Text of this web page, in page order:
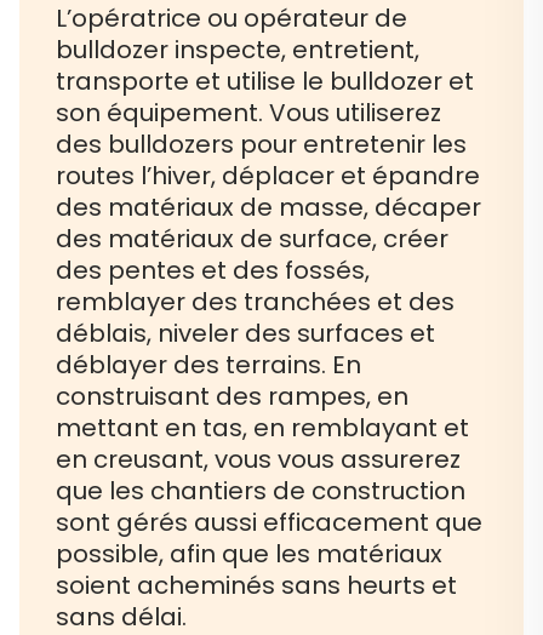
L’opératrice ou opérateur de
bulldozer inspecte, entretient,
transporte et utilise le bulldozer et
son équipement. Vous utiliserez
des bulldozers pour entretenir les
routes l’hiver, déplacer et épandre
des matériaux de masse, décaper
des matériaux de surface, créer
des pentes et des fossés,
remblayer des tranchées et des
déblais, niveler des surfaces et
déblayer des terrains. En
construisant des rampes, en
mettant en tas, en remblayant et
en creusant, vous vous assurerez
que les chantiers de construction
sont gérés aussi efficacement que
possible, afin que les matériaux
soient acheminés sans heurts et
sans délai.